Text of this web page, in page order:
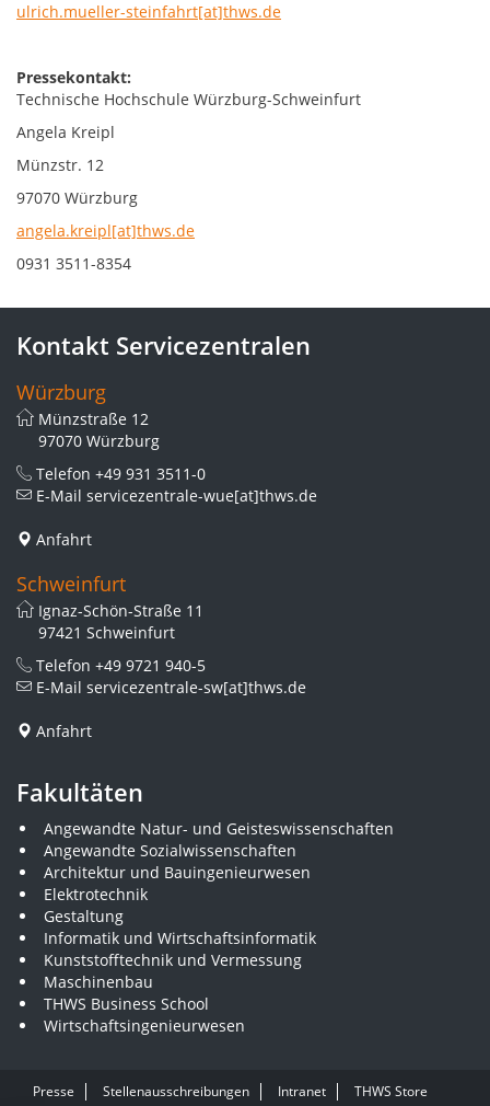
ulrich.mueller-steinfahrt[at]thws.de
Pressekontakt:
Technische Hochschule Würzburg-Schweinfurt
Angela Kreipl
Münzstr. 12
97070 Würzburg
angela.kreipl[at]thws.de
0931 3511-8354
Kontakt Servicezentralen
Würzburg
Münzstraße 12
97070 Würzburg
Telefon +49 931 3511-0
E-Mail servicezentrale-wue[at]thws.de
Anfahrt
Schweinfurt
Ignaz-Schön-Straße 11
97421 Schweinfurt
Telefon +49 9721 940-5
E-Mail servicezentrale-sw[at]thws.de
Anfahrt
Fakultäten
Angewandte Natur- und Geisteswissenschaften
Angewandte Sozialwissenschaften
Architektur und Bauingenieurwesen
Elektrotechnik
Gestaltung
Informatik und Wirtschaftsinformatik
Kunststofftechnik und Vermessung
Maschinenbau
THWS Business School
Wirtschaftsingenieurwesen
Presse Stellenausschreibungen Intranet THWS Store